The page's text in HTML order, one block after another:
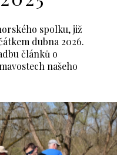
spolku, již
dubna 2026.
článků o
našeho